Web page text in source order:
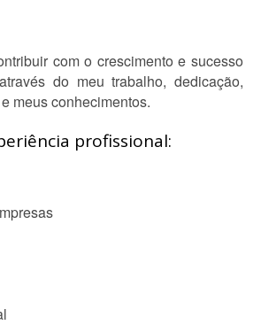
com o crescimento e sucesso
do meu trabalho, dedicação,
meus conhecimentos.
profissional: